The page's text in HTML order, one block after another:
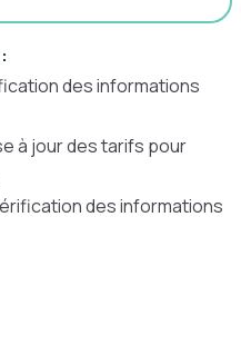
des informations
à jour des tarifs pour
des informations